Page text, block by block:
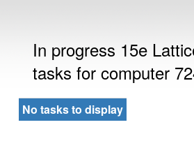
In progress 15e
tasks for computer
No tasks to display